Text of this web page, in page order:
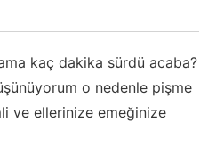
kaç dakika sürdü acaba?
o nedenle pişme
ve ellerinize emeğinize